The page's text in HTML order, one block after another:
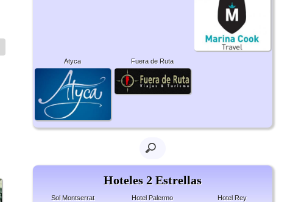
Atyca Fuera de Ruta
Hoteles 2 Estrellas
Sol Montserrat Hotel Palermo Hotel Rey